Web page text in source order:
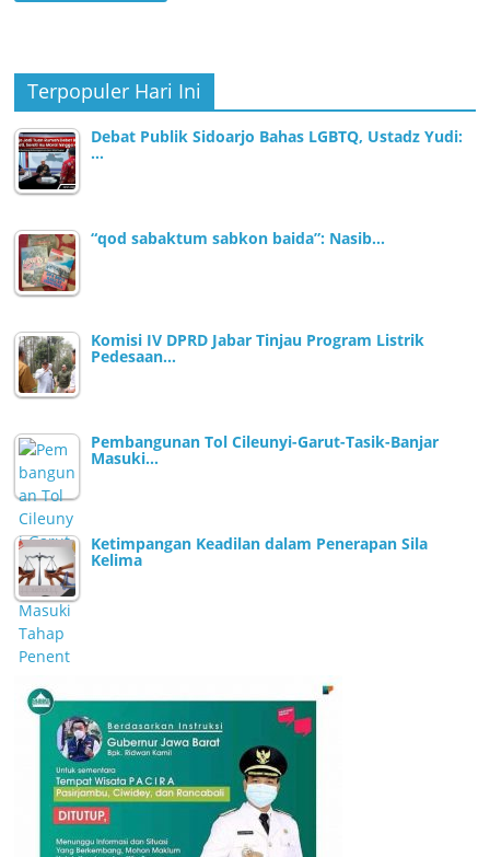
Terpopuler Hari Ini
Debat Publik Sidoarjo Bahas LGBTQ, Ustadz Yudi:
…
“qod sabaktum sabkon baida”: Nasib…
Komisi IV DPRD Jabar Tinjau Program Listrik
Pedesaan…
Pembangunan Tol Cileunyi-Garut-Tasik-Banjar
Masuki…
Ketimpangan Keadilan dalam Penerapan Sila
Kelima